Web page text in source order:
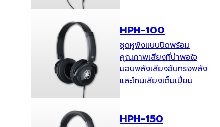
HPH-100
ชุดหูฟังแบบปิดพร้อม
คุณภาพเสียงที่น่าพอใจ
มอบพลังเสียงอันทรงพลัง
และโทนเสียงเต็มเปี่ยม
HPH-150